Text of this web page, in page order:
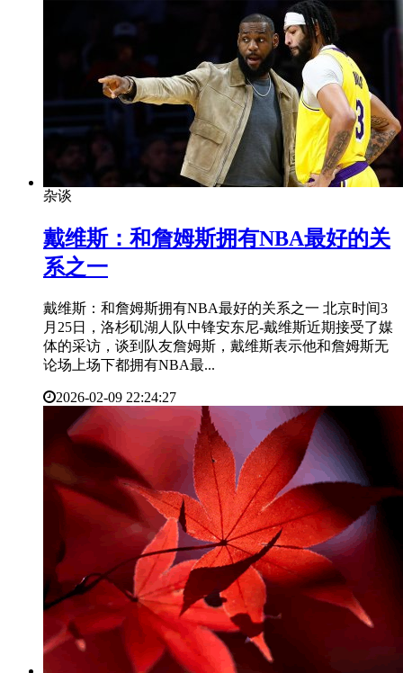
杂谈
​戴维斯：和詹姆斯拥有NBA最好的关
系之一
戴维斯：和詹姆斯拥有NBA最好的关系之一 北京时间3
月25日，洛杉矶湖人队中锋安东尼-戴维斯近期接受了媒
体的采访，谈到队友詹姆斯，戴维斯表示他和詹姆斯无
论场上场下都拥有NBA最...
2026-02-09 22:24:27